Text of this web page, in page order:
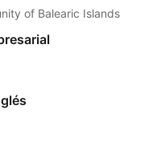
of Balearic Islands